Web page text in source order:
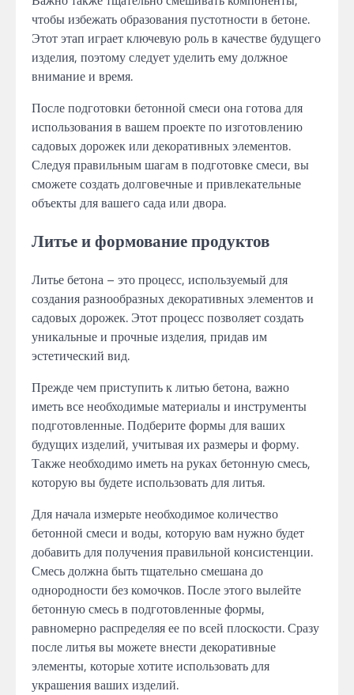
чтобы избежать образования пустотности в бетоне.
Этот этап играет ключевую роль в качестве будущего
изделия, поэтому следует уделить ему должное
внимание и время.
После подготовки бетонной смеси она готова для
использования в вашем проекте по изготовлению
садовых дорожек или декоративных элементов.
Следуя правильным шагам в подготовке смеси, вы
сможете создать долговечные и привлекательные
объекты для вашего сада или двора.
Литье и формование продуктов
Литье бетона – это процесс, используемый для
создания разнообразных декоративных элементов и
садовых дорожек. Этот процесс позволяет создать
уникальные и прочные изделия, придав им
эстетический вид.
Прежде чем приступить к литью бетона, важно
иметь все необходимые материалы и инструменты
подготовленные. Подберите формы для ваших
будущих изделий, учитывая их размеры и форму.
Также необходимо иметь на руках бетонную смесь,
которую вы будете использовать для литья.
Для начала измерьте необходимое количество
бетонной смеси и воды, которую вам нужно будет
добавить для получения правильной консистенции.
Смесь должна быть тщательно смешана до
однородности без комочков. После этого вылейте
бетонную смесь в подготовленные формы,
равномерно распределяя ее по всей плоскости. Сразу
после литья вы можете внести декоративные
элементы, которые хотите использовать для
украшения ваших изделий.